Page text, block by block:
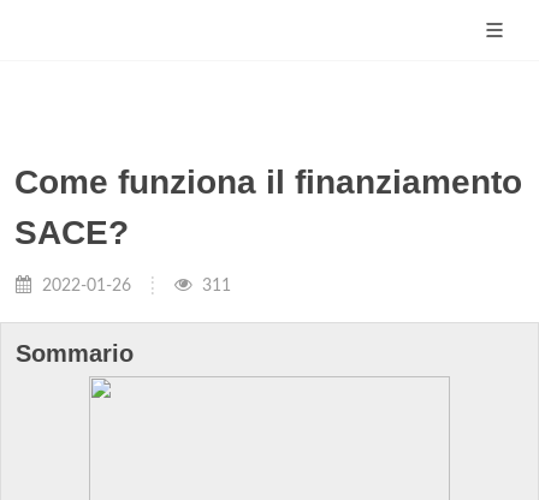
Come funziona il finanziamento
SACE?
2022-01-26 311
Sommario